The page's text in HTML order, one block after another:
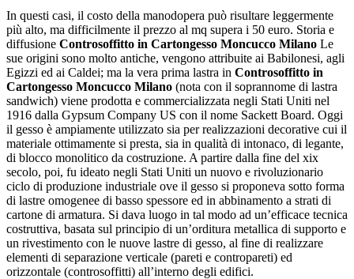
In questi casi, il costo della manodopera può risultare leggermente
più alto, ma difficilmente il prezzo al mq supera i 50 euro. Storia e
diffusione Controsoffitto in Cartongesso Moncucco Milano Le
sue origini sono molto antiche, vengono attribuite ai Babilonesi, agli
Egizzi ed ai Caldei; ma la vera prima lastra in Controsoffitto in
Cartongesso Moncucco Milano (nota con il soprannome di lastra
sandwich) viene prodotta e commercializzata negli Stati Uniti nel
1916 dalla Gypsum Company US con il nome Sackett Board. Oggi
il gesso è ampiamente utilizzato sia per realizzazioni decorative cui il
materiale ottimamente si presta, sia in qualità di intonaco, di legante,
di blocco monolitico da costruzione. A partire dalla fine del xix
secolo, poi, fu ideato negli Stati Uniti un nuovo e rivoluzionario
ciclo di produzione industriale ove il gesso si proponeva sotto forma
di lastre omogenee di basso spessore ed in abbinamento a strati di
cartone di armatura. Si dava luogo in tal modo ad un’efficace tecnica
costruttiva, basata sul principio di un’orditura metallica di supporto e
un rivestimento con le nuove lastre di gesso, al fine di realizzare
elementi di separazione verticale (pareti e contropareti) ed
orizzontale (controsoffitti) all’interno degli edifici.